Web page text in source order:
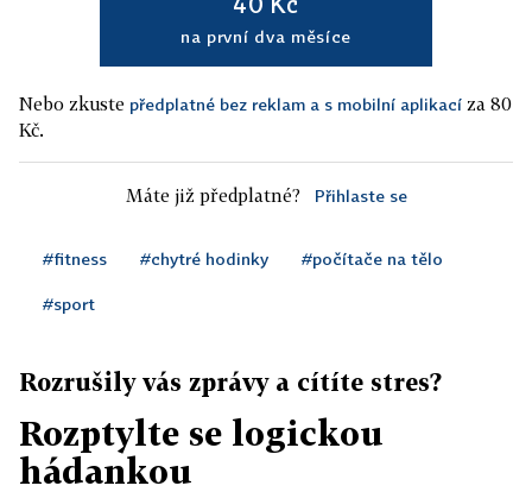
na první dva měsíce
Nebo zkuste předplatné bez reklam a s mobilní aplikací za 80
Kč.
Máte již předplatné? Přihlaste se
#fitness #chytré hodinky #počítače na tělo
#sport
Rozrušily vás zprávy a cítíte stres?
Rozptylte se logickou
hádankou